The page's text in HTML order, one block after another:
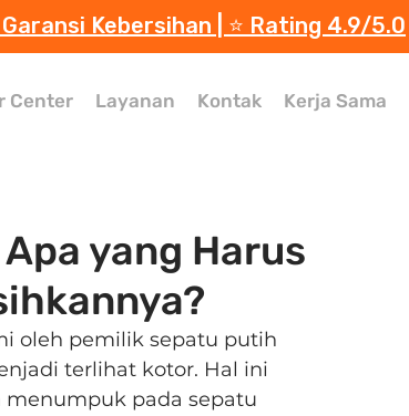
Kebersihan | ⭐️ Rating 4.9/5.0
Center Layanan Kontak Kerja Sama
yang Harus
oleh pemilik sepatu putih
terlihat kotor. Hal ini
menumpuk pada sepatu